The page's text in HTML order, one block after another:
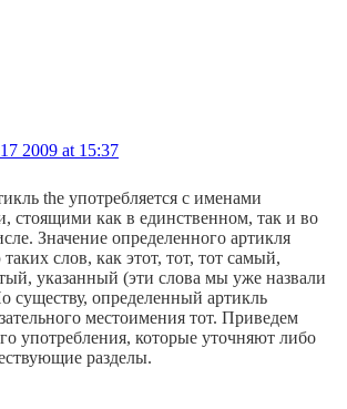
2009 at 15:37
the употребляется с именами
стоящими как в единственном, так и во
Значение определенного артикля
слов, как этот, тот, тот самый,
указанный (эти слова мы уже назвали
существу, определенный артикль
местоимения тот. Приведем
употребления, которые уточняют либо
разделы.